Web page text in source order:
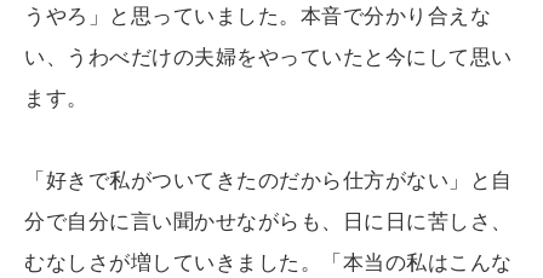
うやろ」と思っていました。本音で分かり合えな
い、うわべだけの夫婦をやっていたと今にして思い
ます。
「好きで私がついてきたのだから仕方がない」と自
分で自分に言い聞かせながらも、日に日に苦しさ、
むなしさが増していきました。「本当の私はこんな